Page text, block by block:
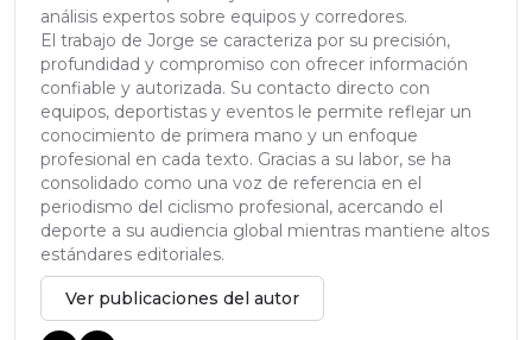
análisis expertos sobre equipos y corredores.
El trabajo de Jorge se caracteriza por su precisión,
profundidad y compromiso con ofrecer información
confiable y autorizada. Su contacto directo con
equipos, deportistas y eventos le permite reflejar un
conocimiento de primera mano y un enfoque
profesional en cada texto. Gracias a su labor, se ha
consolidado como una voz de referencia en el
periodismo del ciclismo profesional, acercando el
deporte a su audiencia global mientras mantiene altos
estándares editoriales.
Ver publicaciones del autor